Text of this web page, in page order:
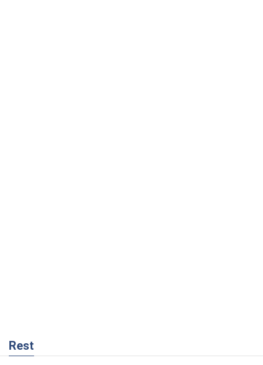
Rest